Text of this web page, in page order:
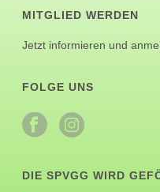
MITGLIED WERDEN
Jetzt informieren und
FOLGE UNS
DIE SPVGG WIRD